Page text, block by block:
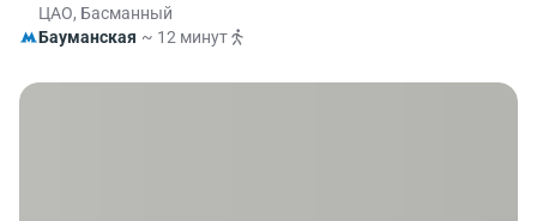
ЦАО, Басманный
Бауманская ~ 12 минут